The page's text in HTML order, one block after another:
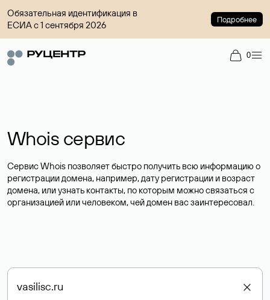
Обязательная идентификация в
ЕСИА с 1 сентября 2026
Подробнее
0
Whois сервис
Сервис Whois позволяет быстро получить всю информацию о
регистрации домена, например, дату регистрации и возраст
домена, или узнать контакты, по которым можно связаться с
организацией или человеком, чей домен вас заинтересовал.